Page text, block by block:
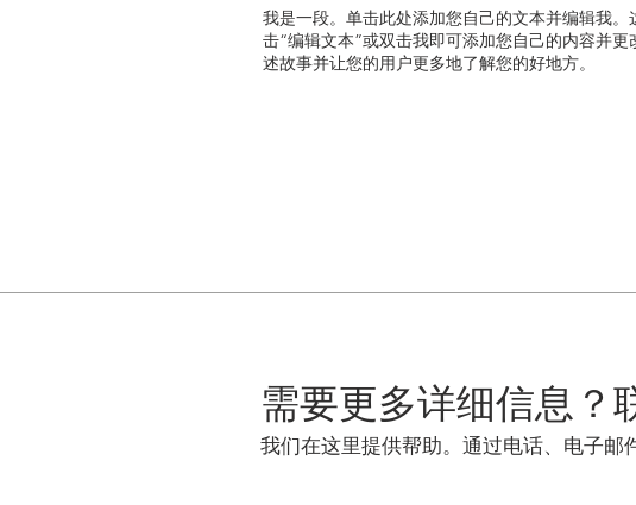
我是一段。单击此处添加您自己的文本并编辑我。
击“编辑文本”或双击我即可添加您自己的内容并更
述故事并让您的用户更多地了解您的好地方。
需要更多详细信息？
我们在这里提供帮助。通过电话、电子邮